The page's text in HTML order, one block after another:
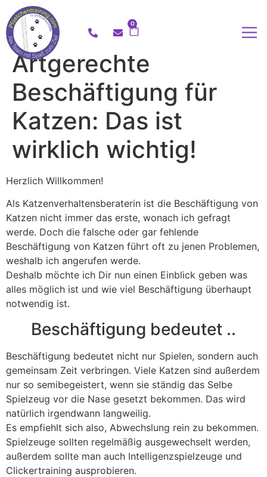
0
Artgerechte
Beschäftigung für
Katzen: Das ist
wirklich wichtig!
Herzlich Willkommen!
Als Katzenverhaltensberaterin ist die Beschäftigung von
Katzen nicht immer das erste, wonach ich gefragt
werde. Doch die falsche oder gar fehlende
Beschäftigung von Katzen führt oft zu jenen Problemen,
weshalb ich angerufen werde.
Deshalb möchte ich Dir nun einen Einblick geben was
alles möglich ist und wie viel Beschäftigung überhaupt
notwendig ist.
Beschäftigung bedeutet ..
Beschäftigung bedeutet nicht nur Spielen, sondern auch
gemeinsam Zeit verbringen. Viele Katzen sind außerdem
nur so semibegeistert, wenn sie ständig das Selbe
Spielzeug vor die Nase gesetzt bekommen. Das wird
natürlich irgendwann langweilig.
Es empfiehlt sich also, Abwechslung rein zu bekommen.
Spielzeuge sollten regelmäßig ausgewechselt werden,
außerdem sollte man auch Intelligenzspielzeuge und
Clickertraining ausprobieren.